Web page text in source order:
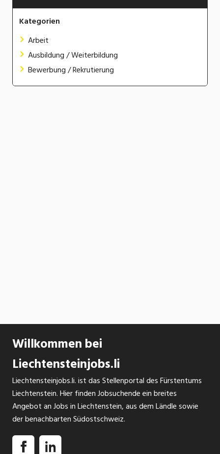
Kategorien
Arbeit
Ausbildung / Weiterbildung
Bewerbung / Rekrutierung
Willkommen bei
Liechtensteinjobs.li
Liechtensteinjobs.li. ist das Stellenportal des Fürstentums
Liechtenstein. Hier finden Jobsuchende ein breites
Angebot an Jobs in Liechtenstein, aus dem Ländle sowie
der benachbarten Südostschweiz.